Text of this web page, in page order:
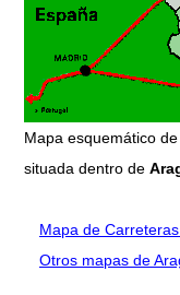
Mapa esquemático
situada dentro de
Mapa de Carreteras
Otros mapas de